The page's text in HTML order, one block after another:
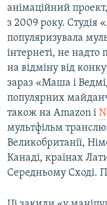
анімаційний
з 2009 року. Студія
популяризувала
інтернеті, не надто
на відміну від
зараз «Маша і
популярних
також на Amazon і
мультфільм
Великобританії,
Канаді, країнах
Середньому Сході.